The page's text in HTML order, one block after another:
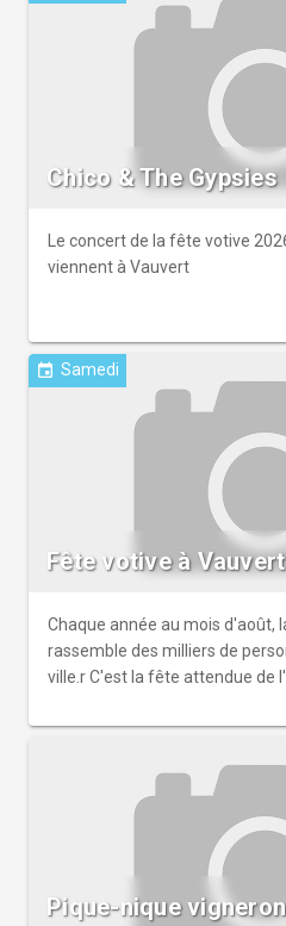
Chico & The Gypsies
Le concert de la fête votive
viennent à Vauvert
event Samedi
Fête votive à Vauvert
Chaque année au mois d'août,
rassemble des milliers de
ville.r C'est la fête attendue de
Pique-nique